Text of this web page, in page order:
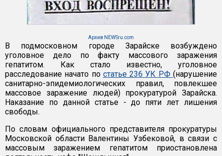
Архив NEWSru.com
В подмосковном городе Зарайске возбуждено
уголовное дело по факту массового заражения
гепатитом. Как стало известно, уголовное
расследование начато по статье 236 УК РФ(нарушение
санитарно-эпидемиологических правил, повлекшее
массовое заражение людей) прокуратурой Зарайска.
Наказание по данной статье - до пяти лет лишения
свободы.
По словам официального представителя прокуратуры
Московской области Валентины Узбековой, в связи с
массовым заражением гепатитом приостановлена